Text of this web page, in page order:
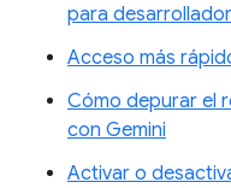
para
Acceso más
Cómo depurar el
con Gemini
Activar o